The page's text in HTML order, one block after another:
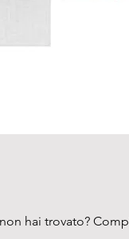
hai trovato?